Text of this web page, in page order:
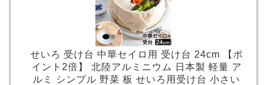
せいろ 受け台 中華セイロ用 受け台 24cm 【ポ
イント2倍】 北陸アルミニウム 日本製 軽量 ア
ルミ シンプル 野菜 板 せいろ用受け台 小さい